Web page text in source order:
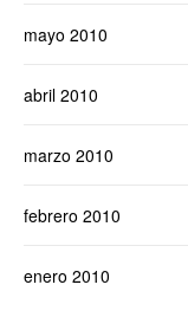
mayo 2010
abril 2010
marzo 2010
febrero 2010
enero 2010